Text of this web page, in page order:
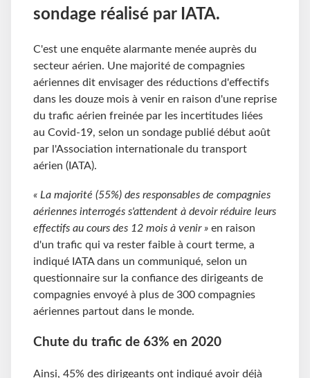
sondage réalisé par IATA.
C'est une enquête alarmante menée auprès du
secteur aérien. Une majorité de compagnies
aériennes dit envisager des réductions d'effectifs
dans les douze mois à venir en raison d'une reprise
du trafic aérien freinée par les incertitudes liées
au Covid-19, selon un sondage publié début août
par l'Association internationale du transport
aérien (IATA).
« La majorité (55%) des responsables de compagnies
aériennes interrogés s'attendent à devoir réduire leurs
effectifs au cours des 12 mois à venir » en raison
d'un trafic qui va rester faible à court terme, a
indiqué IATA dans un communiqué, selon un
questionnaire sur la confiance des dirigeants de
compagnies envoyé à plus de 300 compagnies
aériennes partout dans le monde.
Chute du trafic de 63% en 2020
Ainsi, 45% des dirigeants ont indiqué avoir déjà